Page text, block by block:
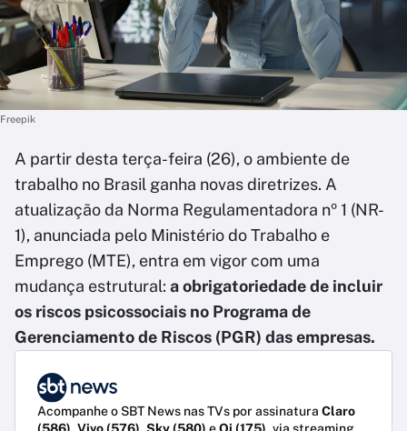
Freepik
A partir desta terça-feira (26), o ambiente de
trabalho no Brasil ganha novas diretrizes. A
atualização da Norma Regulamentadora nº 1 (NR-
1), anunciada pelo Ministério do Trabalho e
Emprego (MTE), entra em vigor com uma
mudança estrutural: a obrigatoriedade de incluir
os riscos psicossociais no Programa de
Gerenciamento de Riscos (PGR) das empresas.
Acompanhe o SBT News nas TVs por assinatura Claro
(586), Vivo (576), Sky (580) eOi (175), via streaming